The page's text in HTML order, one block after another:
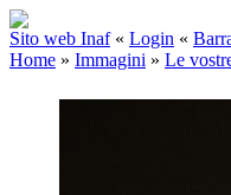
Sito web Inaf « Login «
Home » Immagini » Le